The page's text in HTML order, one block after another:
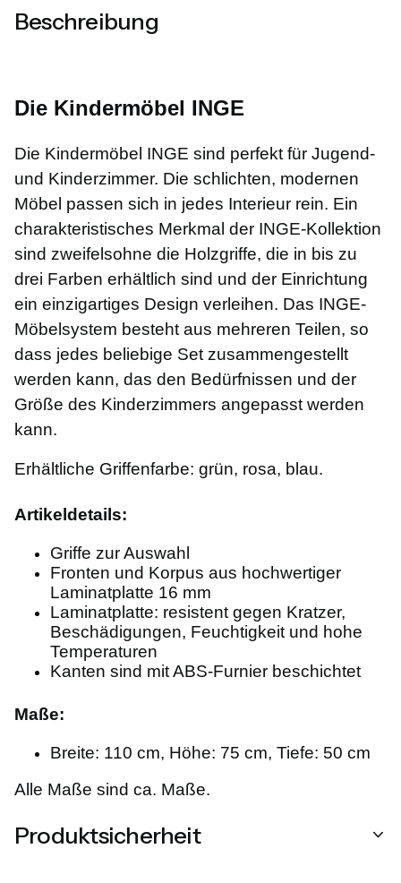
Beschreibung
Die Kindermöbel INGE
Die Kindermöbel INGE sind perfekt für Jugend-
und Kinderzimmer. Die schlichten, modernen
Möbel passen sich in jedes Interieur rein. Ein
charakteristisches Merkmal der INGE-Kollektion
sind zweifelsohne die Holzgriffe, die in bis zu
drei Farben erhältlich sind und der Einrichtung
ein einzigartiges Design verleihen. Das INGE-
Möbelsystem besteht aus mehreren Teilen, so
dass jedes beliebige Set zusammengestellt
werden kann, das den Bedürfnissen und der
Größe des Kinderzimmers angepasst werden
kann.
Erhältliche Griffenfarbe: grün, rosa, blau.
Artikeldetails:
Griffe zur Auswahl
Fronten und Korpus aus hochwertiger
Laminatplatte 16 mm
Laminatplatte: resistent gegen Kratzer,
Beschädigungen, Feuchtigkeit und hohe
Temperaturen
Kanten sind mit ABS-Furnier beschichtet
Maße:
Breite: 110 cm, Höhe: 75 cm, Tiefe: 50 cm
Alle Maße sind ca. Maße.
Produktsicherheit